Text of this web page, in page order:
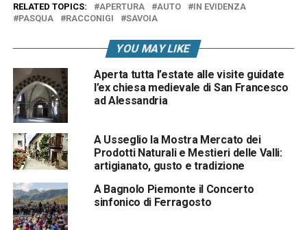
RELATED TOPICS: APERTURA AUTO
IN EVIDENZA
PASQUA
RACCONIGI SAVOIA
YOU MAY LIKE
Aperta tutta l’estate alle visite guidate
l’ex chiesa medievale di San Francesco
ad Alessandria
A Usseglio la Mostra Mercato dei
Prodotti Naturali e Mestieri delle Valli:
artigianato, gusto e tradizione
A Bagnolo Piemonte il Concerto
sinfonico di Ferragosto